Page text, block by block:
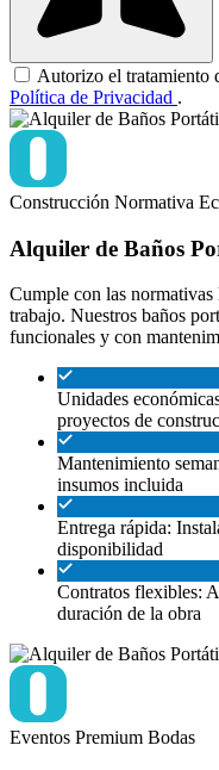
Autorizo el tratamiento
Política de Privacidad .
Construcción Normativa
Alquiler de Baños
Cumple con las normativas
trabajo. Nuestros baños
funcionales y con
Unidades
proyectos de
Mantenimiento
insumos incluida
Entrega rápida:
disponibilidad
Contratos flexibles:
duración de la obra
Eventos Premium Bodas